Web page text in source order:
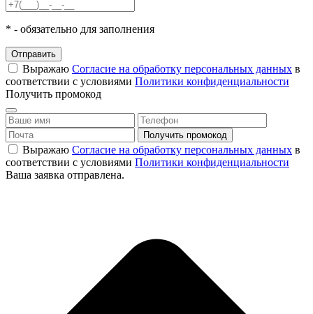
* - обязательно для заполнения
Отправить
Выражаю Согласие на обработку персональных данных в
соответствии с условиями Политики конфиденциальности
Получить промокод
Выражаю Согласие на обработку персональных данных в
соответствии с условиями Политики конфиденциальности
Ваша заявка отправлена.